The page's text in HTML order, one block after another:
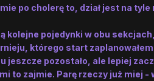
po cholerę to, dział jest na tyle
kolejne pojedynki w obu
którego start
jeszcze pozostało, ale lepiej
to zajmie. Parę rzeczy już miej -